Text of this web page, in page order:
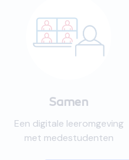
Samen
Een digitale leeromgeving
met medestudenten